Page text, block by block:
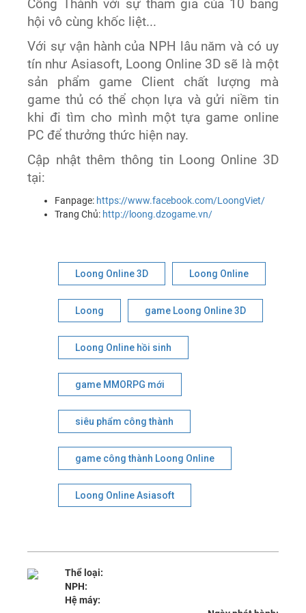
Công Thành với sự tham gia của 10 bang
hội vô cùng khốc liệt...
Với sự vận hành của NPH lâu năm và có uy
tín như Asiasoft, Loong Online 3D sẽ là một
sản phẩm game Client chất lượng mà
game thủ có thể chọn lựa và gửi niềm tin
khi đi tìm cho mình một tựa game online
PC để thưởng thức hiện nay.
Cập nhật thêm thông tin Loong Online 3D
tại:
Fanpage: https://www.facebook.com/LoongViet/
Trang Chủ: http://loong.dzogame.vn/
Loong Online 3D Loong Online
Loong game Loong Online 3D
Loong Online hồi sinh
game MMORPG mới
siêu phẩm công thành
game công thành Loong Online
Loong Online Asiasoft
Thể loại:
NPH:
Hệ máy: